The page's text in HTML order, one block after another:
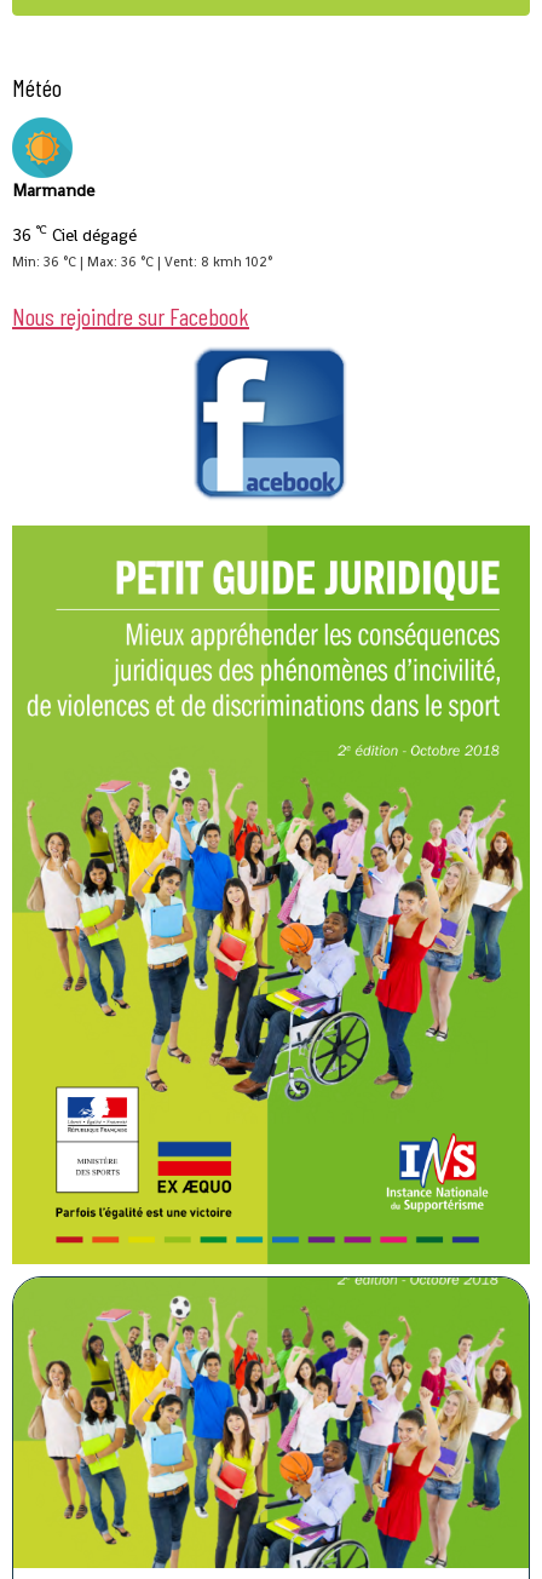
Météo
Marmande
36 °C Ciel dégagé
Min: 36 °C | Max: 36 °C | Vent: 8 kmh 102°
Nous rejoindre sur Facebook